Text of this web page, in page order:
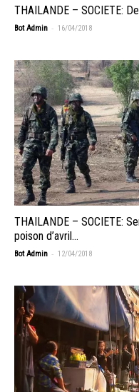
THAILANDE – SOCIETE:
Bot Admin - 16/04/2018
THAILANDE – SOCIETE:
poison d’avril…
Bot Admin - 12/04/2018